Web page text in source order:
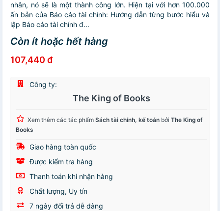
nhân, nó sẽ là một thành công lớn. Hiện tại với hơn 100.000
ấn bản của Báo cáo tài chính: Hướng dẫn từng bước hiểu và
lập Báo cáo tài chính đ...
Còn ít hoặc hết hàng
107,440 đ
Công ty:
The King of Books
Xem thêm các tác phẩm Sách tài chính, kế toán bởi The King of
Books
Giao hàng toàn quốc
Được kiểm tra hàng
Thanh toán khi nhận hàng
Chất lượng, Uy tín
7 ngày đổi trả dễ dàng